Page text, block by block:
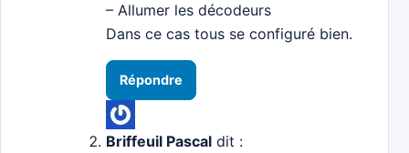
– Allumer les décodeurs
Dans ce cas tous se configuré bien.
Répondre
Briffeuil Pascal dit :